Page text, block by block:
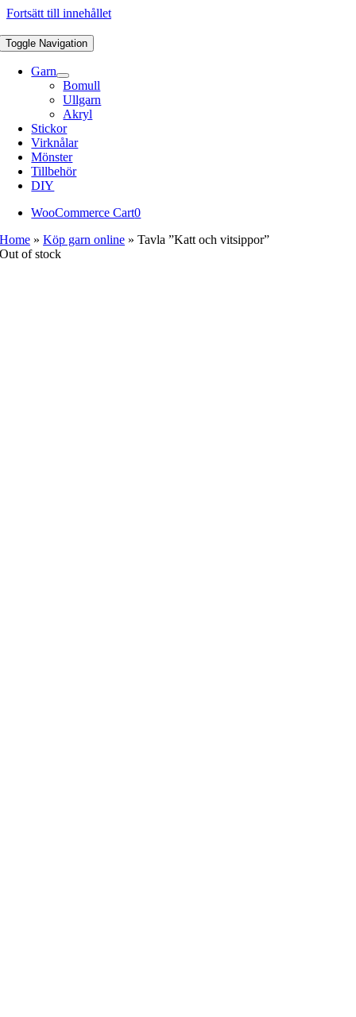
Fortsätt till innehållet
Toggle Navigation
Garn
Bomull
Ullgarn
Akryl
Stickor
Virknålar
Mönster
Tillbehör
DIY
WooCommerce Cart0
Home »Köp garn online »Tavla ”Katt och vitsippor”
Out of stock